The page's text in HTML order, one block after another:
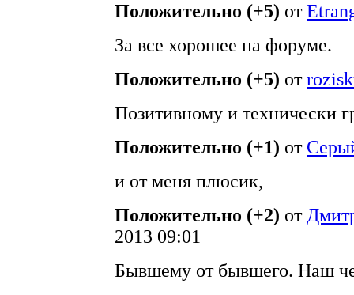
Положительно (+5) от
За все хорошее на форуме.
Положительно (+5) от
Позитивному и технически
Положительно (+1) от
и от меня плюсик,
Положительно (+2) от
2013 09:01
Бывшему от бывшего. Наш